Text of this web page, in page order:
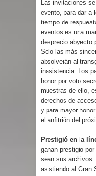
Las invitaciones
evento, para dar a
tiempo de
eventos es una
desprecio abyecto
Solo las más
absolverán al
inasistencia. Los
honor por voto
muestras de ello,
derechos de
y para mayor
el anfitrión del
Prestigió en la
ganan prestigio
sean sus archivos.
asistiendo al Gran